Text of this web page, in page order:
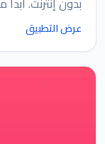
عرض التطبيق